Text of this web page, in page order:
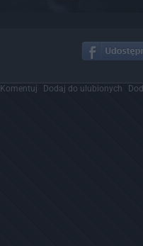
Komentuj Dodaj do ulubionych